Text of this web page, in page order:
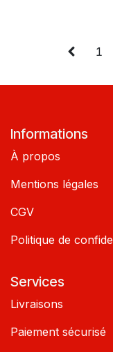
1
Informations
À propos
Mentions légales
CGV
Politique de
Services
Livraisons
Paiement sécurisé